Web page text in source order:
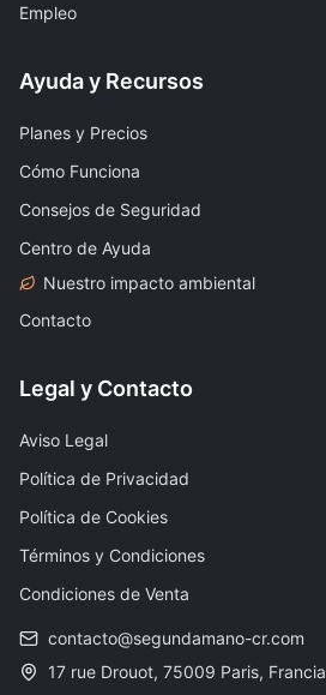
Empleo
Ayuda y Recursos
Planes y Precios
Cómo Funciona
Consejos de Seguridad
Centro de Ayuda
Nuestro impacto ambiental
Contacto
Legal y Contacto
Aviso Legal
Política de Privacidad
Política de Cookies
Términos y Condiciones
Condiciones de Venta
contacto@segundamano-cr.com
17 rue Drouot, 75009 Paris, Francia